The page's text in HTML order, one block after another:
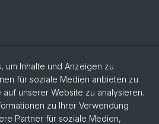
um Inhalte und Anzeigen zu
für soziale Medien anbieten zu
unserer Website zu analysieren.
zu Ihrer Verwendung
Partner für soziale Medien,